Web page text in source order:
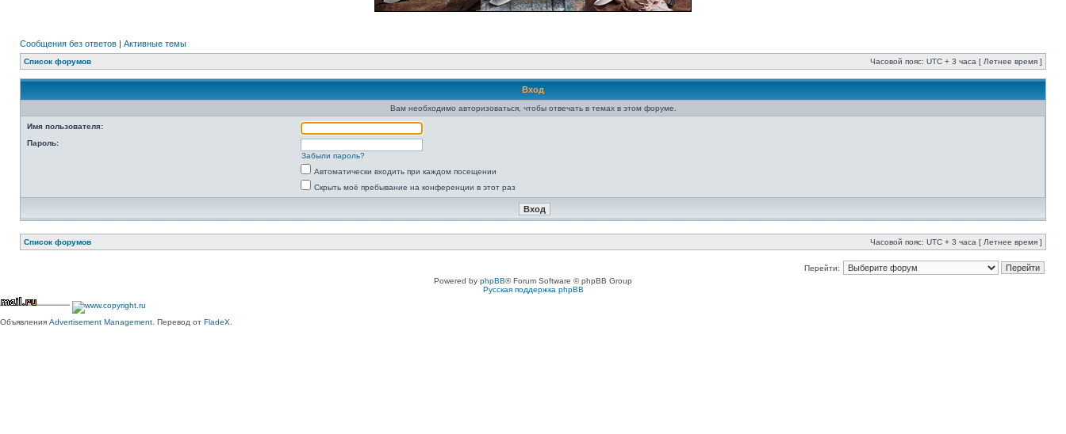
Сообщения без ответов | Активные темы
Список форумов Часовой пояс: UTC + 3 часа [ Летнее время ]
Вход
Вам необходимо авторизоваться, чтобы отвечать в темах в этом форуме.
Имя пользователя:
Пароль:
Забыли пароль?
Автоматически входить при каждом посещении
Скрыть моё пребывание на конференции в этот раз
Список форумов Часовой пояс: UTC + 3 часа [ Летнее время ]
Перейти:
Powered by phpBB® Forum Software © phpBB Group
Русская поддержка phpBB
Объявления Advertisement Management . Перевод от FladeX